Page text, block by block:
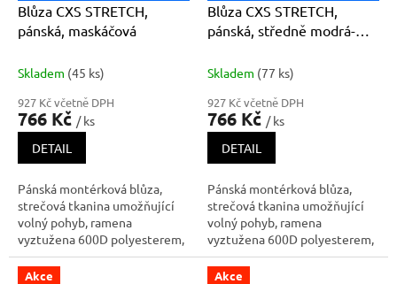
Blůza CXS STRETCH,
pánská, maskáčová
Skladem (45 ks)
927 Kč včetně DPH
766 Kč / ks
DETAIL
Pánská montérková blůza,
strečová tkanina umožňující
volný pohyb, ramena
vyztužena 600D polyesterem,
rukávy s nastavitelnou
manžetou, kapsička s klopou
Blůza CXS STRETCH,
pánská, středně modrá-
Skladem (77 ks)
927 Kč včetně DPH
766 Kč / ks
DETAIL
Pánská montérková blůza,
strečová tkanina umožňující
volný pohyb, ramena
vyztužena 600D polyesterem,
rukávy s nastavitelnou
manžetou, kapsička s klopou
Akce Akce